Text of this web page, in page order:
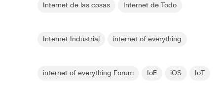
Internet de las cosas Internet de Todo
Internet Industrial internet of everything
internet of everything Forum IoE iOS IoT